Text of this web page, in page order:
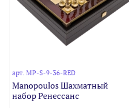
арт.MP-S-9-36-RED
Manopoulos Шахматный
набор Ренессанс